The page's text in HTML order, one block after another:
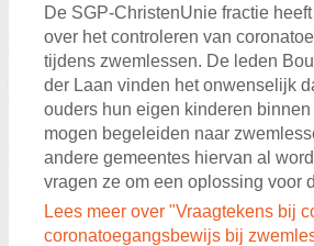
De SGP-ChristenUnie fractie
over het controleren van
tijdens zwemlessen. De leden
der Laan vinden het onwenselijk
ouders hun eigen kinderen binnen
mogen begeleiden naar
andere gemeentes hiervan al
vragen ze om een oplossing voor
Lees meer over "Vraagtekens bij
coronatoegangsbewijs bij